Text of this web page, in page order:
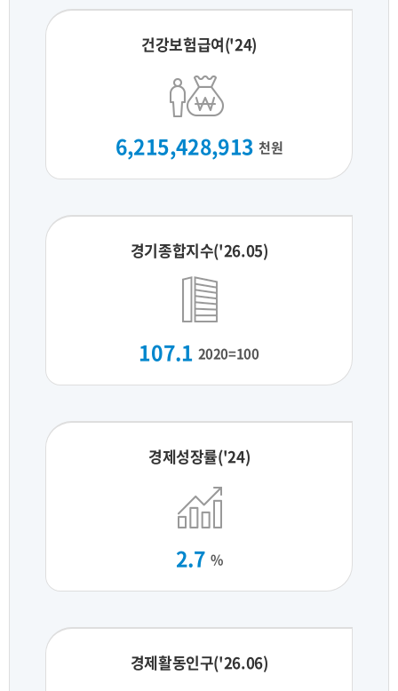
건강보험급여('24)
6,215,428,913 천원
경기종합지수('26.05)
107.1 2020=100
경제성장률('24)
2.7 %
경제활동인구('26.06)